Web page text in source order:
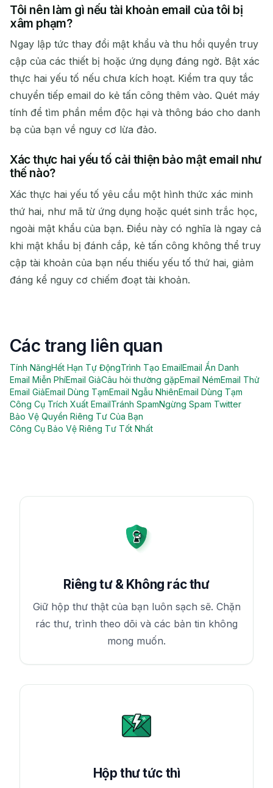
Tôi nên làm gì nếu tài khoản email của tôi bị
xâm phạm?
Ngay lập tức thay đổi mật khẩu và thu hồi quyền truy
cập của các thiết bị hoặc ứng dụng đáng ngờ. Bật xác
thực hai yếu tố nếu chưa kích hoạt. Kiểm tra quy tắc
chuyển tiếp email do kẻ tấn công thêm vào. Quét máy
tính để tìm phần mềm độc hại và thông báo cho danh
bạ của bạn về nguy cơ lừa đảo.
Xác thực hai yếu tố cải thiện bảo mật email như
thế nào?
Xác thực hai yếu tố yêu cầu một hình thức xác minh
thứ hai, như mã từ ứng dụng hoặc quét sinh trắc học,
ngoài mật khẩu của bạn. Điều này có nghĩa là ngay cả
khi mật khẩu bị đánh cắp, kẻ tấn công không thể truy
cập tài khoản của bạn nếu thiếu yếu tố thứ hai, giảm
đáng kể nguy cơ chiếm đoạt tài khoản.
Các trang liên quan
Tính NăngHết Hạn Tự ĐộngTrình Tạo EmailEmail Ẩn Danh
Email Miễn PhíEmail GiảCâu hỏi thường gặpEmail NémEmail Thử
Email GiảEmail Dùng TạmEmail Ngẫu NhiênEmail Dùng Tạm
Công Cụ Trích Xuất EmailTránh SpamNgừng Spam Twitter
Bảo Vệ Quyền Riêng Tư Của Bạn
Công Cụ Bảo Vệ Riêng Tư Tốt Nhất
Riêng tư & Không rác thư
Giữ hộp thư thật của bạn luôn sạch sẽ. Chặn
rác thư, trình theo dõi và các bản tin không
mong muốn.
Hộp thư tức thì